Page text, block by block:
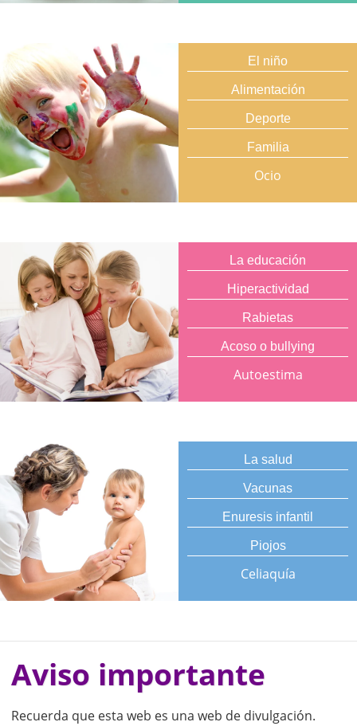
El niño
Alimentación
Deporte
Familia
Ocio
La educación
Hiperactividad
Rabietas
Acoso o bullying
Autoestima
La salud
Vacunas
Enuresis infantil
Piojos
Celiaquía
Aviso importante
Recuerda que esta web es una web de divulgación.